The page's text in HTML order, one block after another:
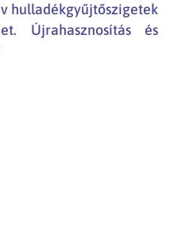
hulladékgyűjtőszigetek
Újrahasznosítás és